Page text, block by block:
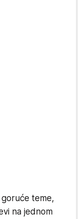
teme,
na jednom